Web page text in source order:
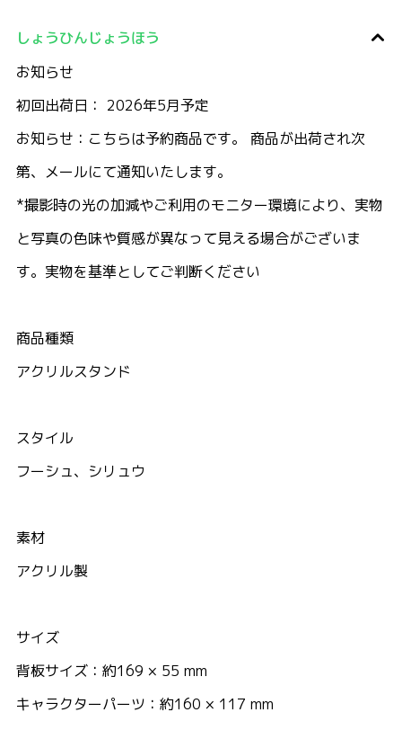
しょうひんじょうほう
お知らせ
初回出荷日： 2026年5月予定
お知らせ：こちらは予約商品です。 商品が出荷され次
第、メールにて通知いたします。
*撮影時の光の加減やご利用のモニター環境により、実物
と写真の色味や質感が異なって見える場合がございま
す。実物を基準としてご判断ください
商品種類
アクリルスタンド
スタイル
フーシュ、シリュウ
素材
アクリル製
サイズ
背板サイズ：約169 × 55 mm
キャラクターパーツ：約160 × 117 mm